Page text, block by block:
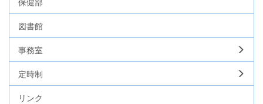
図書館
事務室
定時制
リンク